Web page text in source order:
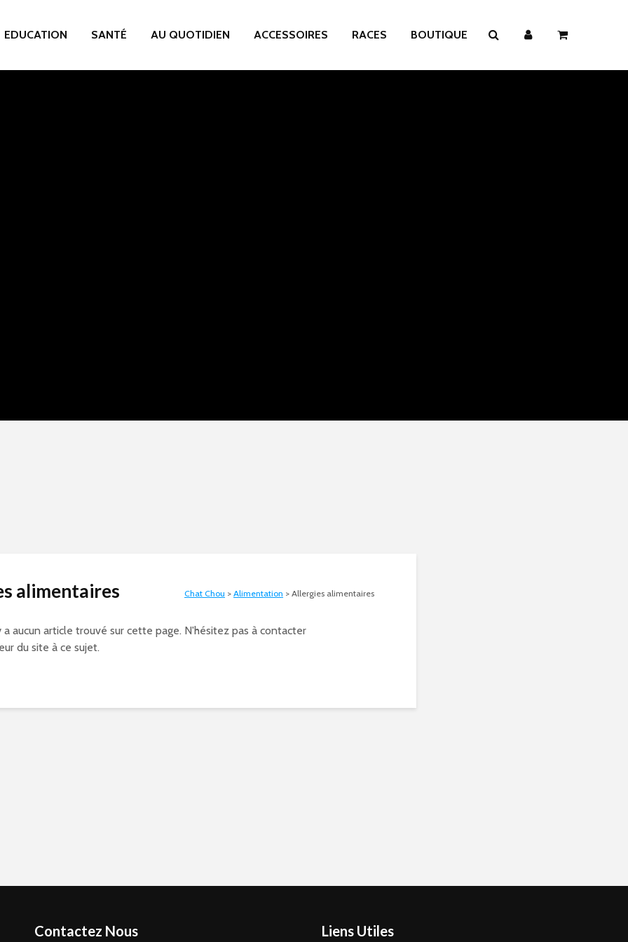
EDUCATION SANTÉ AU QUOTIDIEN ACCESSOIRES RACES BOUTIQUE
alimentaires Chat Chou > Alimentation > Allergies alimentaires
a aucun article trouvé sur cette page. N'hésitez pas à contacter
du site à ce sujet.
Contactez Nous Liens Utiles